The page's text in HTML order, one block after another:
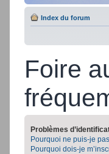
Index du forum
Foire
Problèmes
Pourquoi ne puis-je
Pourquoi dois-je